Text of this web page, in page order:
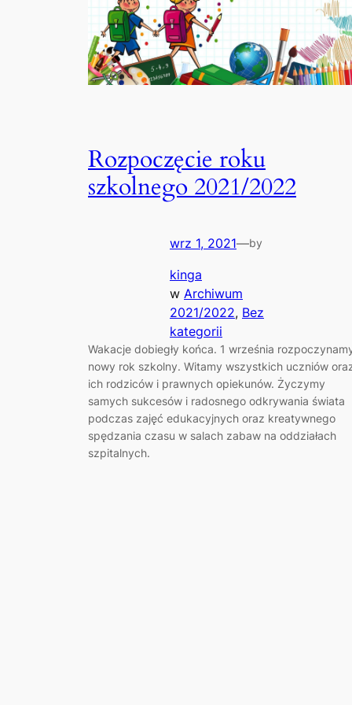
Rozpoczęcie roku
szkolnego 2021/2022
wrz 1, 2021—by
kinga
w Archiwum
2021/2022, Bez
kategorii
Wakacje dobiegły końca. 1 września
nowy rok szkolny. Witamy wszystkich uczniów
ich rodziców i prawnych opiekunów. Życzymy
samych sukcesów i radosnego odkrywania świata
podczas zajęć edukacyjnych oraz kreatywnego
spędzania czasu w salach zabaw na oddziałach
szpitalnych.